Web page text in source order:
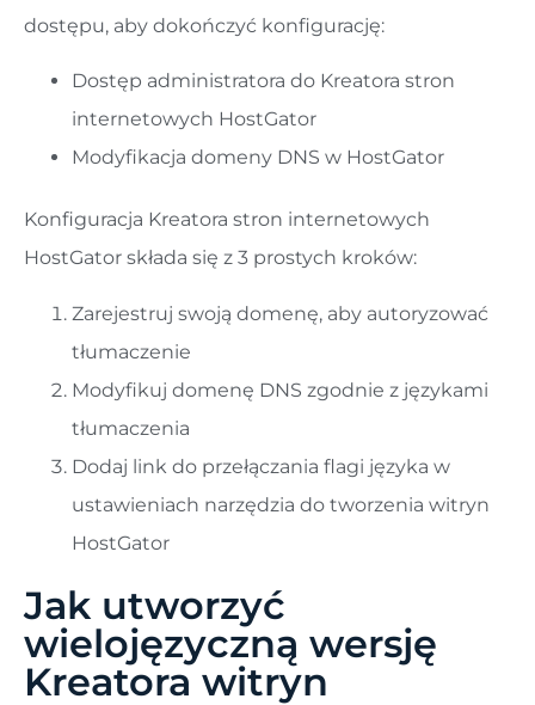
dostępu, aby dokończyć konfigurację:
Dostęp administratora do Kreatora stron
internetowych HostGator
Modyfikacja domeny DNS w HostGator
Konfiguracja Kreatora stron internetowych
HostGator składa się z 3 prostych kroków:
Zarejestruj swoją domenę, aby autoryzować
tłumaczenie
Modyfikuj domenę DNS zgodnie z językami
tłumaczenia
Dodaj link do przełączania flagi języka w
ustawieniach narzędzia do tworzenia witryn
HostGator
Jak utworzyć
wielojęzyczną wersję
Kreatora witryn